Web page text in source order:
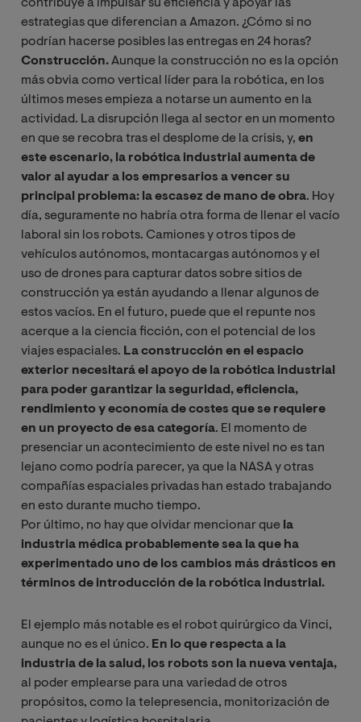
contribuye a impulsar su eficiencia y apoyar las
estrategias que diferencian a Amazon. ¿Cómo si no
podrían hacerse posibles las entregas en 24 horas?
Construcción.Aunque la construcción no es la opción
más obvia como vertical líder para la robótica, en los
últimos meses empieza a notarse un aumento en la
actividad. La disrupción llega al sector en un momento
en que se recobra tras el desplome de la crisis, y, en
este escenario, la robótica industrial aumenta de
valor al ayudar a los empresarios a vencer su
principal problema: la escasez de mano de obra. Hoy
día, seguramente no habría otra forma de llenar el vacío
laboral sin los robots. Camiones y otros tipos de
vehículos autónomos, montacargas autónomos y el
uso de drones para capturar datos sobre sitios de
construcción ya están ayudando a llenar algunos de
estos vacíos. En el futuro, puede que el repunte nos
acerque a la ciencia ficción, con el potencial de los
viajes espaciales. La construcción en el espacio
exterior necesitará el apoyo de la robótica industrial
para poder garantizar la seguridad, eficiencia,
rendimiento y economía de costes que se requiere
en un proyecto de esa categoría. El momento de
presenciar un acontecimiento de este nivel no es tan
lejano como podría parecer, ya que la NASA y otras
compañías espaciales privadas han estado trabajando
en esto durante mucho tiempo.
Por último, no hay que olvidar mencionar que la
industria médica probablemente sea la que ha
experimentado uno de los cambios más drásticos en
términos de introducción de la robótica industrial.
El ejemplo más notable es el robot quirúrgico da Vinci,
aunque no es el único. En lo que respecta a la
industria de la salud, los robots son la nueva ventaja,
al poder emplearse para una variedad de otros
propósitos, como la telepresencia, monitorización de